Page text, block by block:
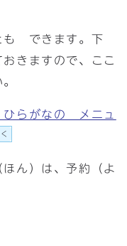
も できます。下
きますので、ここ
らがなの メニュ
ん）は、予約（よ